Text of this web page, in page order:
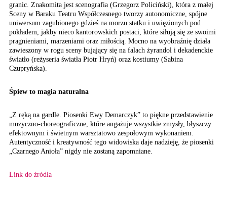
granic. Znakomita jest scenografia (Grzegorz Policiński), która z małej
Sceny w Baraku Teatru Współczesnego tworzy autonomiczne, spójne
uniwersum zagubionego gdzieś na morzu statku i uwięzionych pod
pokładem, jakby nieco kantorowskich postaci, które siłują się ze swoimi
pragnieniami, marzeniami oraz miłością. Mocno na wyobraźnię działa
zawieszony w rogu sceny bujający się na falach żyrandol i dekadenckie
światło (reżyseria światła Piotr Hryń) oraz kostiumy (Sabina
Czupryńska).
Śpiew to magia naturalna
„Z ręką na gardle. Piosenki Ewy Demarczyk” to piękne przedstawienie
muzyczno-choreograficzne, które angażuje wszystkie zmysły, błyszczy
efektownym i świetnym warsztatowo zespołowym wykonaniem.
Autentyczność i kreatywność tego widowiska daje nadzieję, że piosenki
„Czarnego Anioła” nigdy nie zostaną zapomniane.
Link do źródła